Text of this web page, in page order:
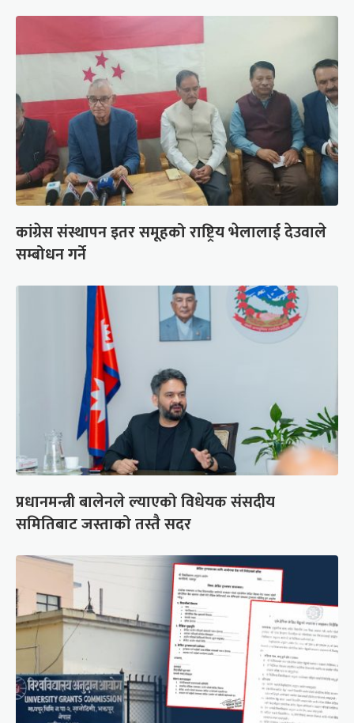
कांग्रेस संस्थापन इतर समूहको राष्ट्रिय भेलालाई देउवाले
सम्बोधन गर्ने
प्रधानमन्त्री बालेनले ल्याएको विधेयक संसदीय
समितिबाट जस्ताको तस्तै सदर